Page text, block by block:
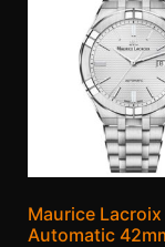
Maurice Lacroix
Automatic